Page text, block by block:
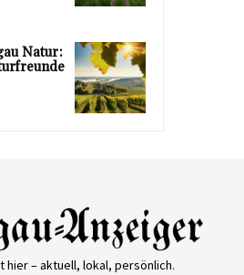
Natur:
hier – aktuell, lokal, persönlich.